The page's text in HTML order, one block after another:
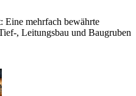
: Eine mehrfach bewährte
, Leitungsbau und Baugruben